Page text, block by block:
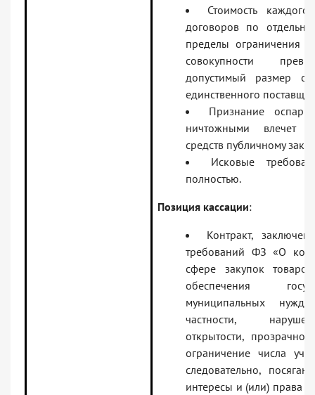
Стоимость
договоров по
пределы ограничения
совокупности
допустимый размер
единственного
Признание
ничтожными влечет
средств публичному
Исковые
полностью.
Позиция кассации:
Контракт,
требований ФЗ «О
сфере закупок
обеспечения
муниципальных
частности,
открытости,
ограничение числа
следовательно,
интересы и (или) права